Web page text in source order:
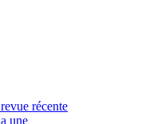
récente
une